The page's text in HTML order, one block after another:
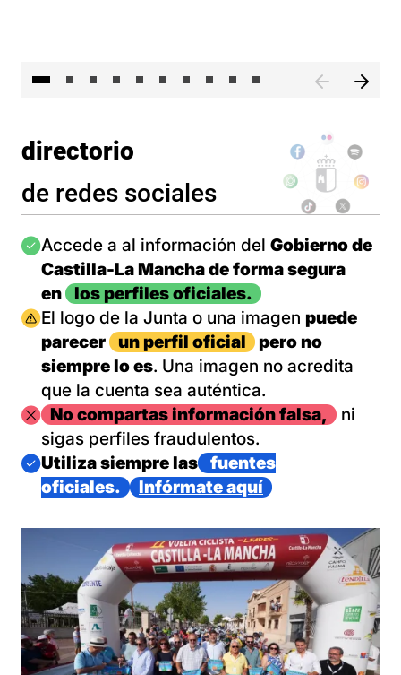
directorio
de redes sociales
Imagen
Accede a al información del Gobierno de
Castilla-La Mancha de forma segura
en
los perfiles oficiales.
Imagen
El logo de la Junta o una imagen puede
parecer
un perfil oficial
pero no
siempre lo es. Una imagen no acredita
que la cuenta sea auténtica.
ImagenNo compartas información falsa,
ni
sigas perfiles fraudulentos.
Imagen
Utiliza siempre las
fuentes
oficiales.
Infórmate aquí